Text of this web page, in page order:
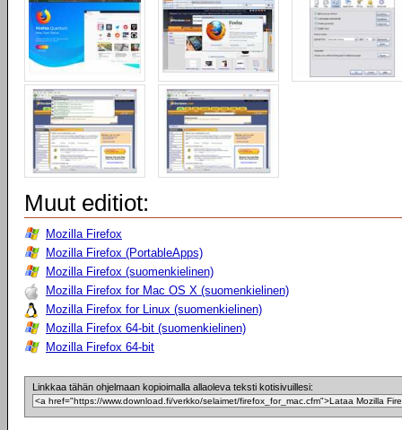
Muut editiot:
Mozilla Firefox
Mozilla Firefox (PortableApps)
Mozilla Firefox (suomenkielinen)
Mozilla Firefox for Mac OS X (suomenkielinen)
Mozilla Firefox for Linux (suomenkielinen)
Mozilla Firefox 64-bit (suomenkielinen)
Mozilla Firefox 64-bit
Linkkaa tähän ohjelmaan kopioimalla allaoleva teksti kotisivuillesi: